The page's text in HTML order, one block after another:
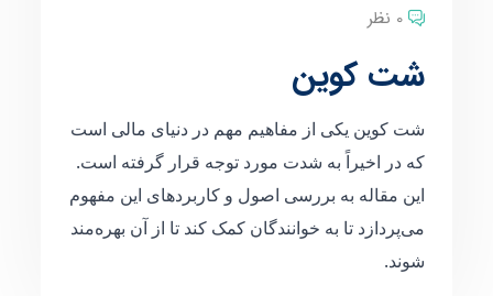
0 نظر
شت کوین
شت کوین یکی از مفاهیم مهم در دنیای مالی است
که در اخیراً به شدت مورد توجه قرار گرفته است.
این مقاله به بررسی اصول و کاربردهای این مفهوم
می‌پردازد تا به خوانندگان کمک کند تا از آن بهره‌مند
شوند.